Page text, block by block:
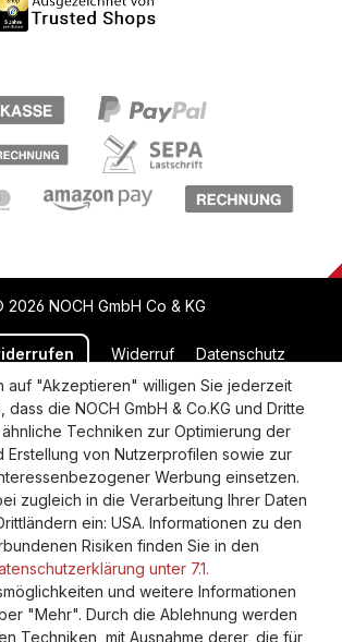
2026 NOCH GmbH Co & KG
Widerruf Datenschutz
und Zahlung AGB
Impressum
Barrierefreiheitserklärung
auf "Akzeptieren" willigen Sie jederzeit
die NOCH GmbH & Co.KG und Dritte
Techniken zur Optimierung der
Erstellung von Nutzerprofilen sowie zur
Werbung einsetzen.
zugleich in die Verarbeitung Ihrer Daten
ein: USA. Informationen zu den
Risiken finden Sie in den
unter 7.1.
und weitere Informationen
"Mehr". Durch die Ablehnung werden
Techniken, mit Ausnahme derer, die für